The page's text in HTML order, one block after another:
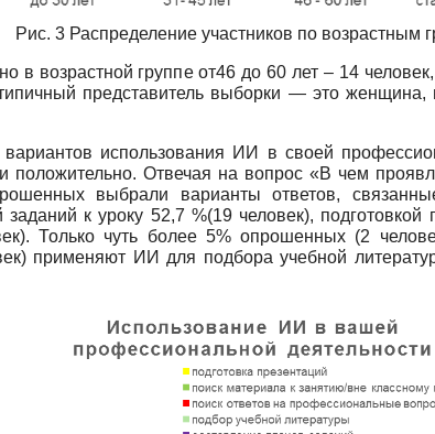
Рис. 3 Распределение участников по возрастным
в возрастной группе от46 до 60 лет – 14
представитель выборки — это
использования ИИ в своей
положительно. Отвечая на вопрос «В чем
выбрали варианты ответов,
к уроку 52,7 %(19 человек),
Только чуть более 5% опрошенных (2
применяют ИИ для подбора учебной